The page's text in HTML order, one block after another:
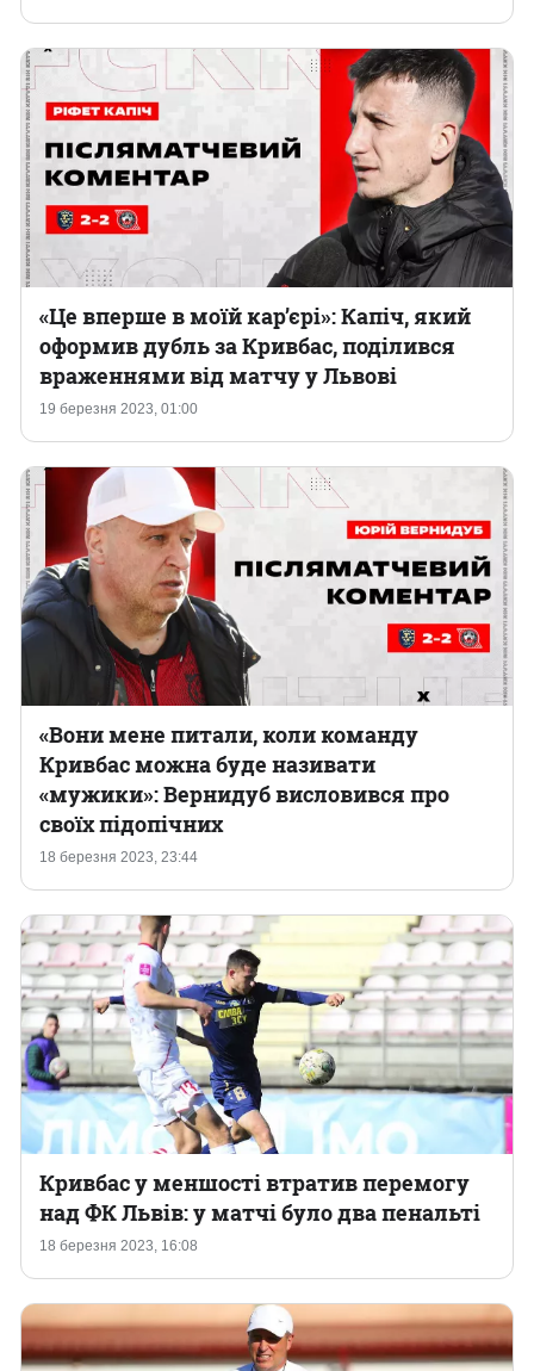
19 березня 2023, 01:00
«Це вперше в моїй карʼєрі»: Капіч, який
оформив дубль за Кривбас, поділився
враженнями від матчу у Львові
18 березня 2023, 23:44
«Вони мене питали, коли команду
Кривбас можна буде називати
«мужики»: Вернидуб висловився про
своїх підопічних
18 березня 2023, 16:08
Кривбас у меншості втратив перемогу
над ФК Львів: у матчі було два пенальті